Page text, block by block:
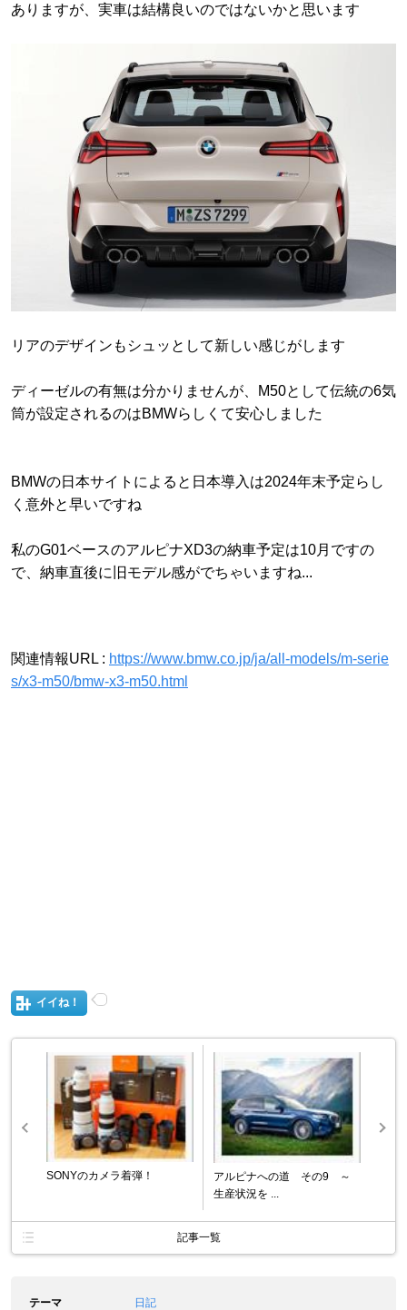
ありますが、実車は結構良いのではないかと思います
リアのデザインもシュッとして新しい感じがします
ディーゼルの有無は分かりませんが、M50として伝統の6気
筒が設定されるのはBMWらしくて安心しました
BMWの日本サイトによると日本導入は2024年末予定らし
く意外と早いですね
私のG01ベースのアルピナXD3の納車予定は10月ですの
で、納車直後に旧モデル感がでちゃいますね...
関連情報URL : https://www.bmw.co.jp/ja/all-models/m-serie
s/x3-m50/bmw-x3-m50.html
イイね！
SONYのカメラ着弾！
アルピナへの道 その9 ～
生産状況を ...
記事一覧
テーマ
日記